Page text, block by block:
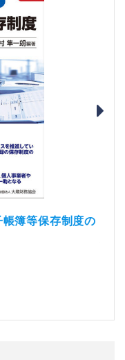
簿等保存制度の